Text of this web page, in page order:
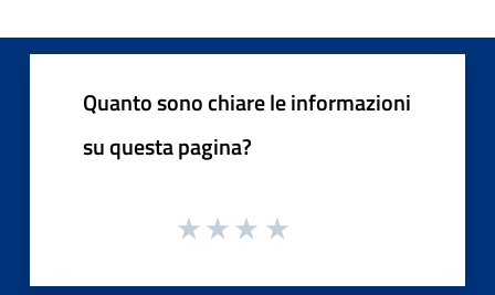
Quanto sono chiare le informazioni
su questa pagina?